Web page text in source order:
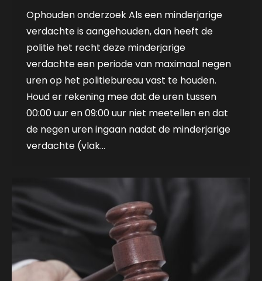
Ophouden onderzoek Als een minderjarige
verdachte is aangehouden, dan heeft de
politie het recht deze minderjarige
verdachte een periode van maximaal negen
uren op het politiebureau vast te houden.
Houd er rekening mee dat de uren tussen
00:00 uur en 09:00 uur niet meetellen en dat
de negen uren ingaan nadat de minderjarige
verdachte (vlak…